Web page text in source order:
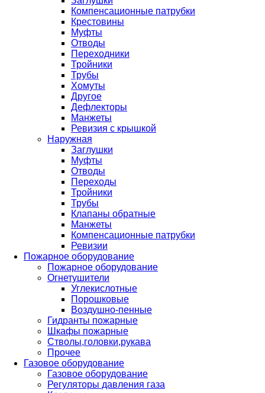
Компенсационные патрубки
Крестовины
Муфты
Отводы
Переходники
Тройники
Трубы
Хомуты
Другое
Дефлекторы
Манжеты
Ревизия с крышкой
Наружная
Заглушки
Муфты
Отводы
Переходы
Тройники
Трубы
Клапаны обратные
Манжеты
Компенсационные патрубки
Ревизии
Пожарное оборудование
Пожарное оборудование
Огнетушители
Углекислотные
Порошковые
Воздушно-пенные
Гидранты пожарные
Шкафы пожарные
Стволы,головки,рукава
Прочее
Газовое оборудование
Газовое оборудование
Регуляторы давления газа